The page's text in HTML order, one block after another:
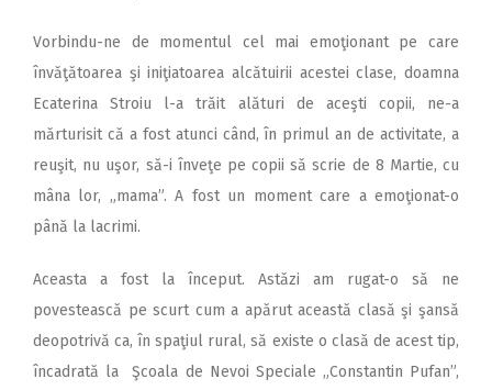
Vorbindu-ne de momentul cel mai emoţionant pe care
învăţătoarea şi iniţiatoarea alcătuirii acestei clase, doamna
Ecaterina Stroiu l-a trăit alături de aceşti copii, ne-a
mărturisit că a fost atunci când, în primul an de activitate, a
reuşit, nu uşor, să-i înveţe pe copii să scrie de 8 Martie, cu
mâna lor, „mama”. A fost un moment care a emoţionat-o
până la lacrimi.
Aceasta a fost la început. Astăzi am rugat-o să ne
povestească pe scurt cum a apărut această clasă şi şansă
deopotrivă ca, în spaţiul rural, să existe o clasă de acest tip,
încadrată la Şcoala de Nevoi Speciale „Constantin Pufan”,